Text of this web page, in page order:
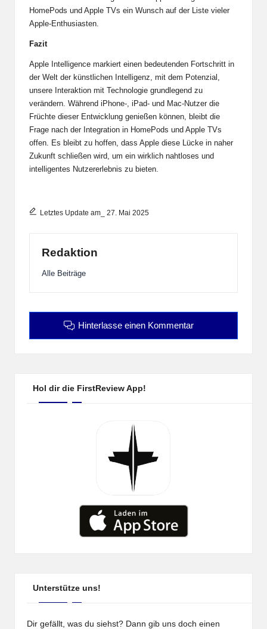
HomePods und Apple TVs ein Wunsch auf der Liste vieler
Apple-Enthusiasten.
Fazit
Apple Intelligence markiert einen bedeutenden Fortschritt in
der Welt der künstlichen Intelligenz, mit dem Potenzial,
unsere Interaktion mit Technologie grundlegend zu
verändern. Während iPhone-, iPad- und Mac-Nutzer die
Früchte dieser Entwicklung genießen können, bleibt die
Frage nach der Integration in HomePods und Apple TVs
offen. Es bleibt zu hoffen, dass Apple diese Lücke in naher
Zukunft schließen wird, um ein wirklich nahtloses und
intelligentes Nutzererlebnis zu bieten.
Letztes Update am_ 27. Mai 2025
Redaktion
Alle Beiträge
Hinterlasse einen Kommentar
Hol dir die FirstReview App!
Unterstütze uns!
Dir gefällt, was du siehst? Dann gib uns doch einen